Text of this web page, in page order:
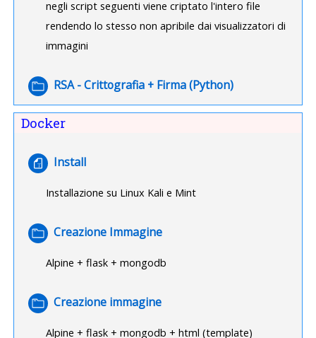
negli script seguenti viene criptato l'intero file
rendendo lo stesso non apribile dai visualizzatori di
immagini
RSA - Crittografia + Firma (Python)
Cartella
Docker
Install
File
Installazione su Linux Kali e Mint
Creazione Immagine
Cartella
Alpine + flask + mongodb
Creazione immagine
Cartella
Alpine + flask + mongodb + html (template)